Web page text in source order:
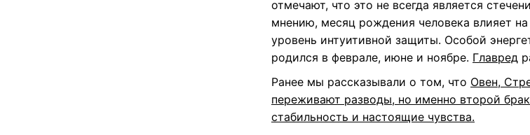
отмечают, что это не всегда является
мнению, месяц рождения человека влияет
уровень интуитивной защиты. Особой
родился в феврале, июне и ноябре. Главред
Ранее мы рассказывали о том, что Овен,
переживают разводы, но именно второй
стабильность и настоящие чувства.